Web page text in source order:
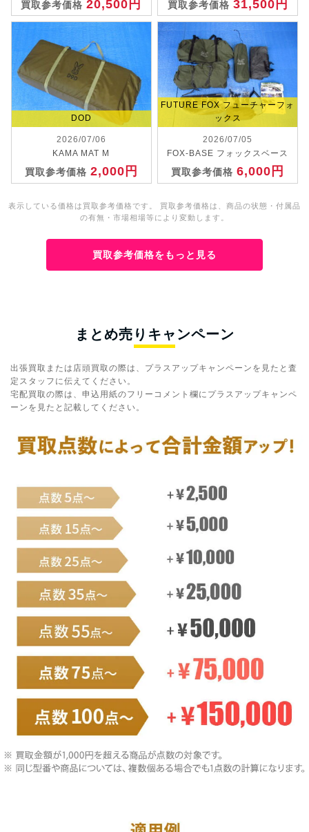
買取参考価格20,500円 買取参考価格 31,500円
DOD
2026/07/06
KAMA MAT M
買取参考価格 2,000円
FUTURE FOX フューチャーフォ
ックス
2026/07/05
FOX-BASE フォックスベース
買取参考価格6,000円
表示している価格は買取参考価格です。 買取参考価格は、商品の状態・付属品
の有無・市場相場等により変動します。
買取参考価格をもっと見る
まとめ売りキャンペーン
出張買取または店頭買取の際は、プラスアップキャンペーンを見たと査
定スタッフに伝えてください。
宅配買取の際は、申込用紙のフリーコメント欄にプラスアップキャンペ
ーンを見たと記載してください。